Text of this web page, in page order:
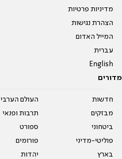
מדיניות פרטיות
הצהרת נגישות
המייל האדום
עברית
English
מדורים
חדשות
מבזקים
ביטחוני
פוליטי-מדיני
בארץ
העולם הערבי
תרבות ופנאי
ספורט
פורומים
יהדות